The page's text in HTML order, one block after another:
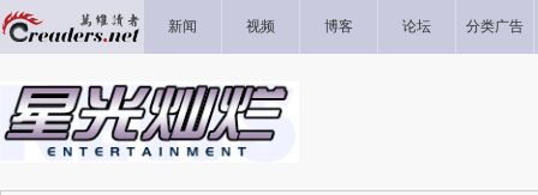
新闻 视频 博客 论坛 分类广告